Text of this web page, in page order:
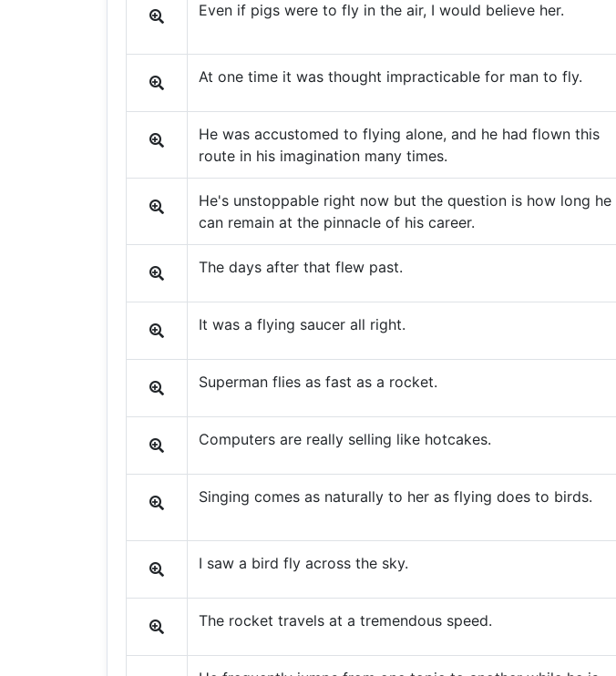
Even if pigs were to fly in the air, I would believe her.
At one time it was thought impracticable for man to fly.
He was accustomed to flying alone, and he had flown this
route in his imagination many times.
He's unstoppable right now but the question is how long he
can remain at the pinnacle of his career.
The days after that flew past.
It was a flying saucer all right.
Superman flies as fast as a rocket.
Computers are really selling like hotcakes.
Singing comes as naturally to her as flying does to birds.
I saw a bird fly across the sky.
The rocket travels at a tremendous speed.